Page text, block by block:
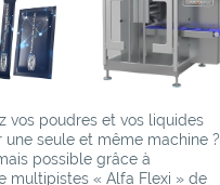
vos poudres et vos liquides
une seule et même machine ?
possible grâce à
multipistes « Alfa Flexi » de